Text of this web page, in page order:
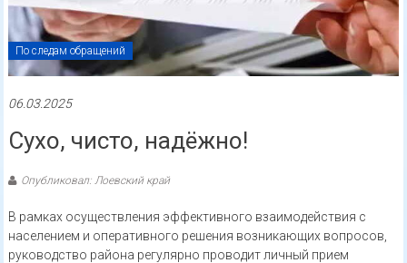
По следам обращений
06.03.2025
Сухо, чисто, надёжно!
Опубликовал: Лоевский край
В рамках осуществления эффективного взаимодействия с
населением и оперативного решения возникающих вопросов,
руководство района регулярно проводит личный прием